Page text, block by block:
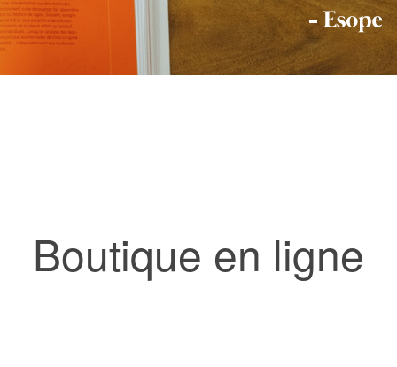
Boutique en ligne